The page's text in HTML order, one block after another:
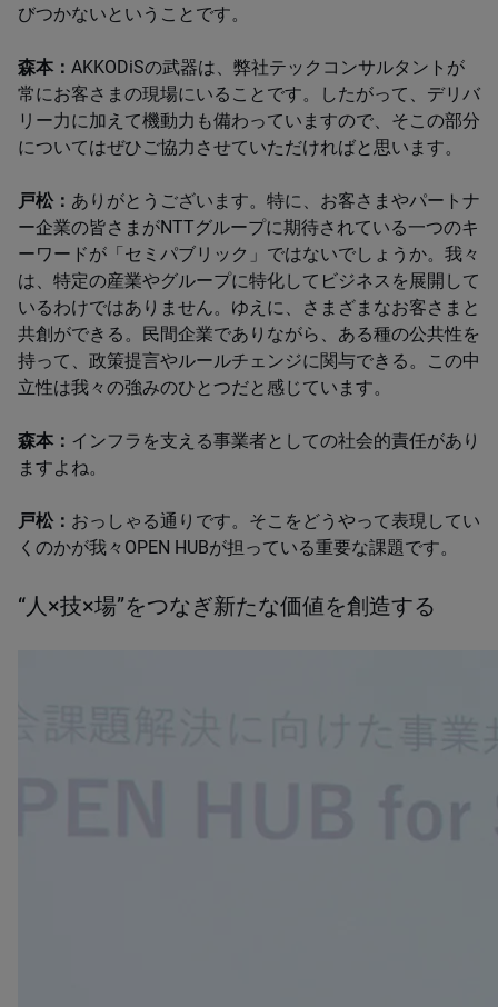
びつかないということです。
森本： AKKODiSの武器は、弊社テックコンサルタントが
常にお客さまの現場にいることです。したがって、デリバ
リー力に加えて機動力も備わっていますので、そこの部分
についてはぜひご協力させていただければと思います。
戸松： ありがとうございます。特に、お客さまやパートナ
ー企業の皆さまがNTTグループに期待されている一つのキ
ーワードが「セミパブリック」ではないでしょうか。我々
は、特定の産業やグループに特化してビジネスを展開して
いるわけではありません。ゆえに、さまざまなお客さまと
共創ができる。民間企業でありながら、ある種の公共性を
持って、政策提言やルールチェンジに関与できる。この中
立性は我々の強みのひとつだと感じています。
森本： インフラを支える事業者としての社会的責任があり
ますよね。
戸松： おっしゃる通りです。そこをどうやって表現してい
くのかが我々OPEN HUBが担っている重要な課題です。
“人×技×場”をつなぎ新たな価値を創造する